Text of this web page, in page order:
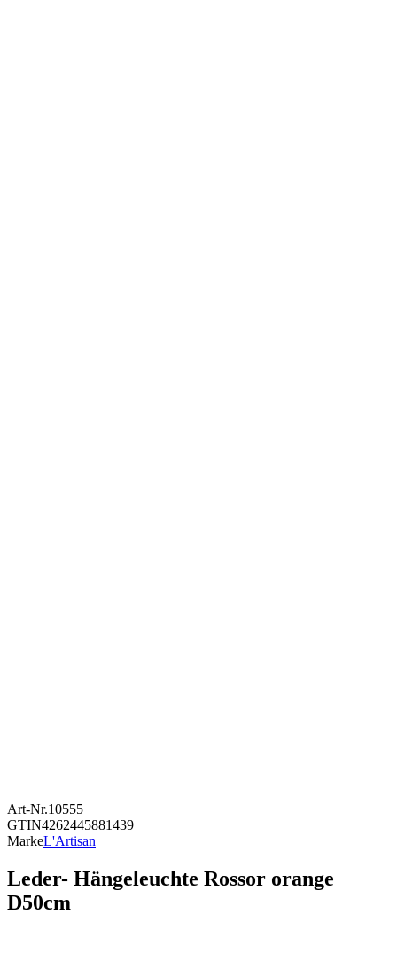
Art-Nr.10555
GTIN4262445881439
MarkeL'Artisan
Leder- Hängeleuchte Rossor orange
D50cm